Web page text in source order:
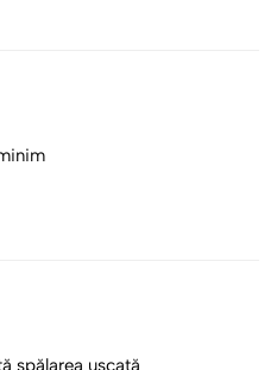
spălarea uscată